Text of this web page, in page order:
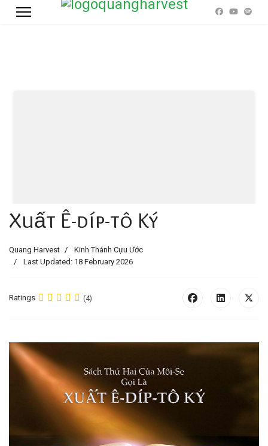
Xuất Ê-díp-tô Ký
Quang Harvest
Kinh Thánh Cựu Ước
Last Updated: 18 February 2026
Ratings (4)